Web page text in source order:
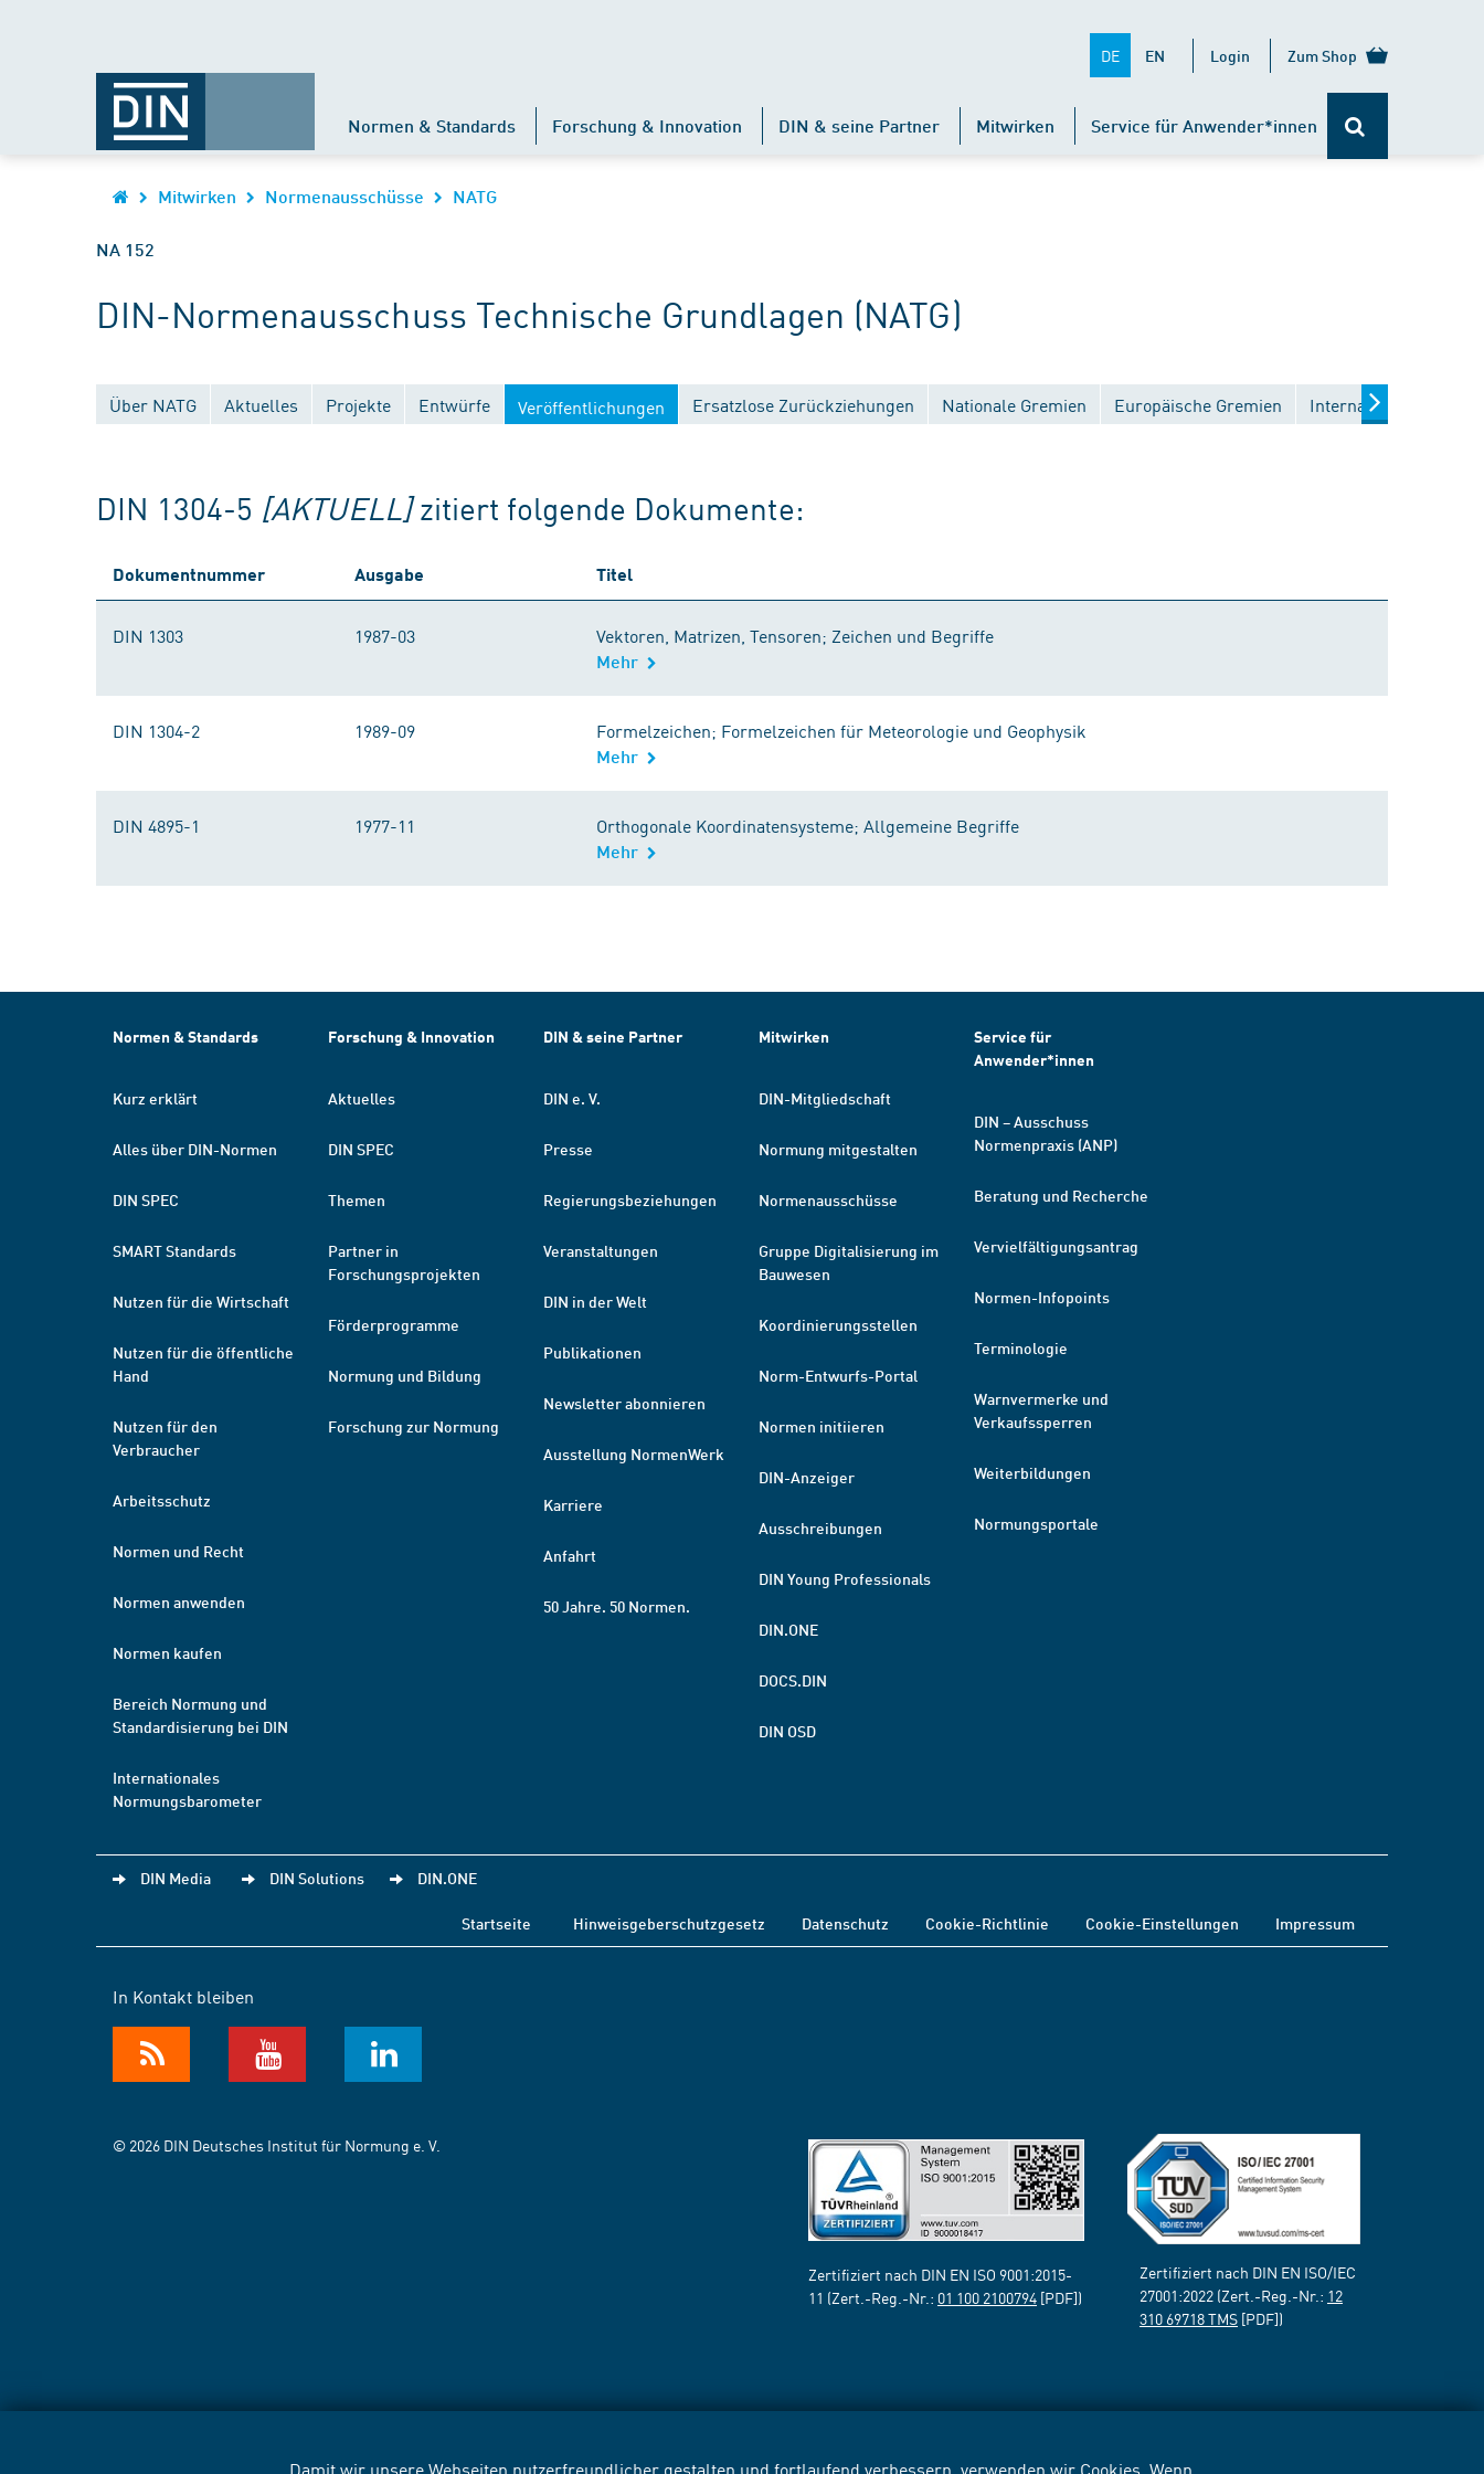
Damit wir unsere Webseiten nutzerfreundlicher gestalten und fortlaufend verbessern, verwenden wir Cookies. Wenn
DE EN Login Zum Shop
Normen & Standards Forschung & Innovation DIN & seine Partner Mitwirken Service für Anwender*innen
Mitwirken Normenausschüsse NATG
NA 152
DIN-Normenausschuss Technische Grundlagen (NATG)
Über NATG Aktuelles Projekte Entwürfe Veröffentlichungen Ersatzlose Zurückziehungen Nationale Gremien Europäische Gremien Internationale
DIN 1304-5 [AKTUELL] zitiert folgende Dokumente:
Dokumentnummer Ausgabe Titel
DIN 1303 1987-03 Vektoren, Matrizen, Tensoren; Zeichen und Begriffe
Mehr
DIN 1304-2 1989-09 Formelzeichen; Formelzeichen für Meteorologie und Geophysik
Mehr
DIN 4895-1 1977-11 Orthogonale Koordinatensysteme; Allgemeine Begriffe
Mehr
Normen & Standards
Kurz erklärt
Alles über DIN-Normen
DIN SPEC
SMART Standards
Nutzen für die Wirtschaft
Nutzen für die öffentliche
Hand
Nutzen für den
Verbraucher
Arbeitsschutz
Normen und Recht
Normen anwenden
Normen kaufen
Bereich Normung und
Standardisierung bei DIN
Internationales
Normungsbarometer
Forschung & Innovation
Aktuelles
DIN SPEC
Themen
Partner in
Forschungsprojekten
Förderprogramme
Normung und Bildung
Forschung zur Normung
DIN & seine Partner
DIN e. V.
Presse
Regierungsbeziehungen
Veranstaltungen
DIN in der Welt
Publikationen
Newsletter abonnieren
Ausstellung NormenWerk
Karriere
Anfahrt
50 Jahre. 50 Normen.
Mitwirken
DIN-Mitgliedschaft
Normung mitgestalten
Normenausschüsse
Gruppe Digitalisierung im
Bauwesen
Koordinierungsstellen
Norm-Entwurfs-Portal
Normen initiieren
DIN-Anzeiger
Ausschreibungen
DIN Young Professionals
DIN.ONE
DOCS.DIN
DIN OSD
Service für
Anwender*innen
DIN – Ausschuss
Normenpraxis (ANP)
Beratung und Recherche
Vervielfältigungsantrag
Normen-Infopoints
Terminologie
Warnvermerke und
Verkaufssperren
Weiterbildungen
Normungsportale
DIN Media DIN Solutions DIN.ONE
Startseite Hinweisgeberschutzgesetz Datenschutz Cookie-Richtlinie Cookie-Einstellungen Impressum
In Kontakt bleiben
© 2026 DIN Deutsches Institut für Normung e. V.
Zertifiziert nach DIN EN ISO 9001:2015-
11 (Zert.-Reg.-Nr.: 01 100 2100794 [PDF])
Zertifiziert nach DIN EN ISO/IEC
27001:2022 (Zert.-Reg.-Nr.: 12
310 69718 TMS [PDF])